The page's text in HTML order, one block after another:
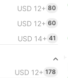
USD 12+ 80
USD 12+ 60
USD 14+ 41
USD 12+ 178